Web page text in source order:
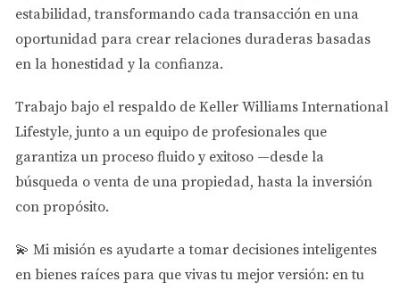
estabilidad, transformando cada transacción en una
oportunidad para crear relaciones duraderas basadas
en la honestidad y la confianza.
Trabajo bajo el respaldo de Keller Williams International
Lifestyle, junto a un equipo de profesionales que
garantiza un proceso fluido y exitoso —desde la
búsqueda o venta de una propiedad, hasta la inversión
con propósito.
💫 Mi misión es ayudarte a tomar decisiones inteligentes
en bienes raíces para que vivas tu mejor versión: en tu